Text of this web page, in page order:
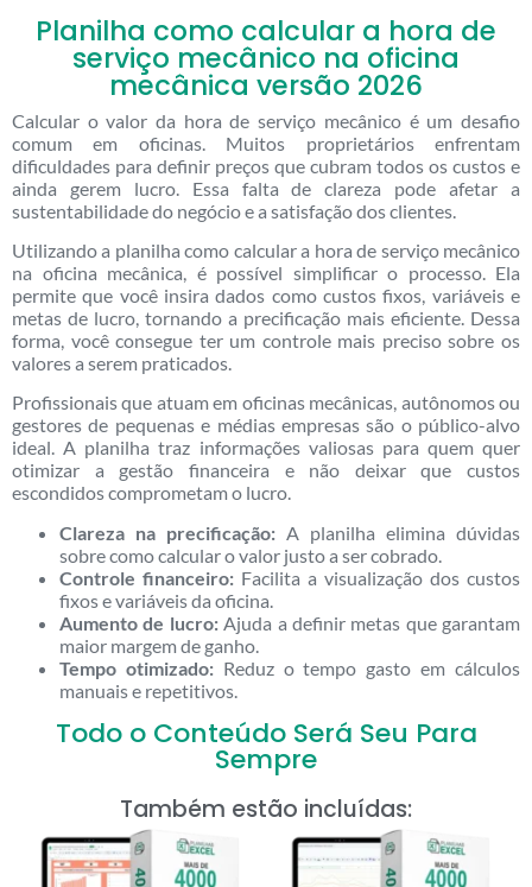
Planilha como calcular a hora de
serviço mecânico na oficina
mecânica versão 2026
Calcular o valor da hora de serviço mecânico é um desafio
comum em oficinas. Muitos proprietários enfrentam
dificuldades para definir preços que cubram todos os custos e
ainda gerem lucro. Essa falta de clareza pode afetar a
sustentabilidade do negócio e a satisfação dos clientes.
Utilizando a planilha como calcular a hora de serviço mecânico
na oficina mecânica, é possível simplificar o processo. Ela
permite que você insira dados como custos fixos, variáveis e
metas de lucro, tornando a precificação mais eficiente. Dessa
forma, você consegue ter um controle mais preciso sobre os
valores a serem praticados.
Profissionais que atuam em oficinas mecânicas, autônomos ou
gestores de pequenas e médias empresas são o público-alvo
ideal. A planilha traz informações valiosas para quem quer
otimizar a gestão financeira e não deixar que custos
escondidos comprometam o lucro.
Clareza na precificação: A planilha elimina dúvidas
sobre como calcular o valor justo a ser cobrado.
Controle financeiro: Facilita a visualização dos custos
fixos e variáveis da oficina.
Aumento de lucro:Ajuda a definir metas que garantam
maior margem de ganho.
Tempo otimizado:Reduz o tempo gasto em cálculos
manuais e repetitivos.
Todo o Conteúdo Será Seu Para
Sempre
Também estão incluídas: